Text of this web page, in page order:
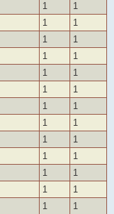
1
1
1
1
1
1
1
1
1
1
1
1
1
1
1
1
1
1
1
1
1
1
1
1
1 1